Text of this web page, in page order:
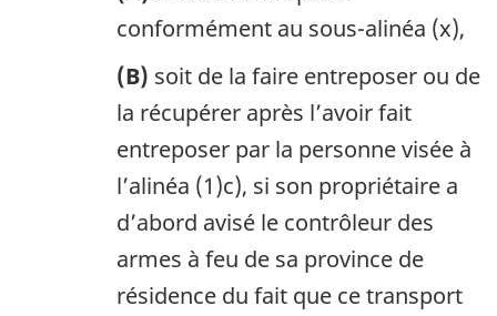
conformément au sous-alinéa (x),
(B) soit de la faire entreposer ou de
la récupérer après l’avoir fait
entreposer par la personne visée à
l’alinéa (1)c), si son propriétaire a
d’abord avisé le contrôleur des
armes à feu de sa province de
résidence du fait que ce transport